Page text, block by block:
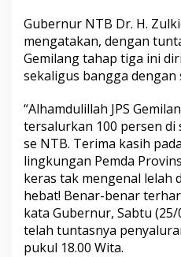
Gubernur NTB Dr. H.
mengatakan, dengan
Gemilang tahap tiga ini
sekaligus bangga dengan
“Alhamdulillah JPS
tersalurkan 100 persen
se NTB. Terima kasih
lingkungan Pemda
keras tak mengenal lelah
hebat! Benar-benar
kata Gubernur, Sabtu
telah tuntasnya
pukul 18.00 Wita.